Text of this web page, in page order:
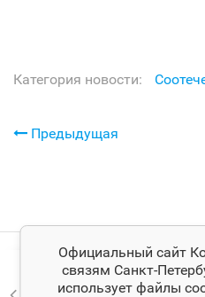
Категория новости:
Предыдущая
Официальный сайт
связям
использует файлы